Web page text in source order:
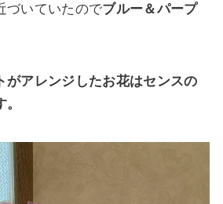
づいていたのでブルー＆パープ
がアレンジしたお花はセンスの